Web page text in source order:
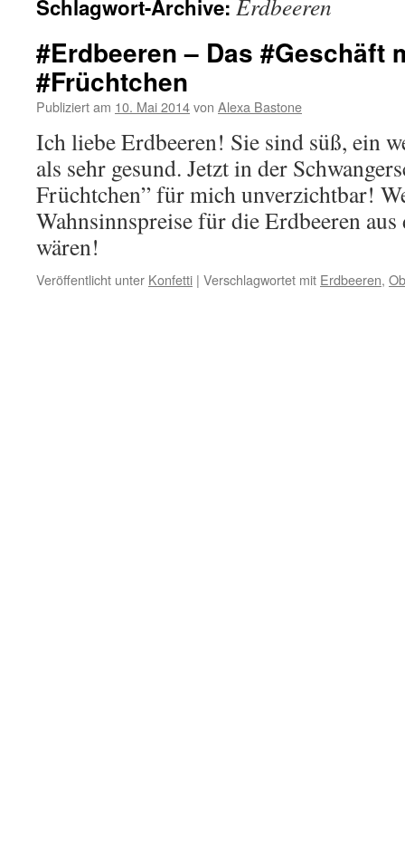
Schlagwort-Archive: Erdbeeren
#Erdbeeren – Das #Geschäft
#Früchtchen
Publiziert am 10. Mai 2014von Alexa Bastone
Ich liebe Erdbeeren! Sie sind süß, ein
als sehr gesund. Jetzt in der
Früchtchen” für mich unverzichtbar!
Wahnsinnspreise für die Erdbeeren
wären!
Veröffentlicht unter Konfetti | Verschlagwortet mit Erdbeeren,